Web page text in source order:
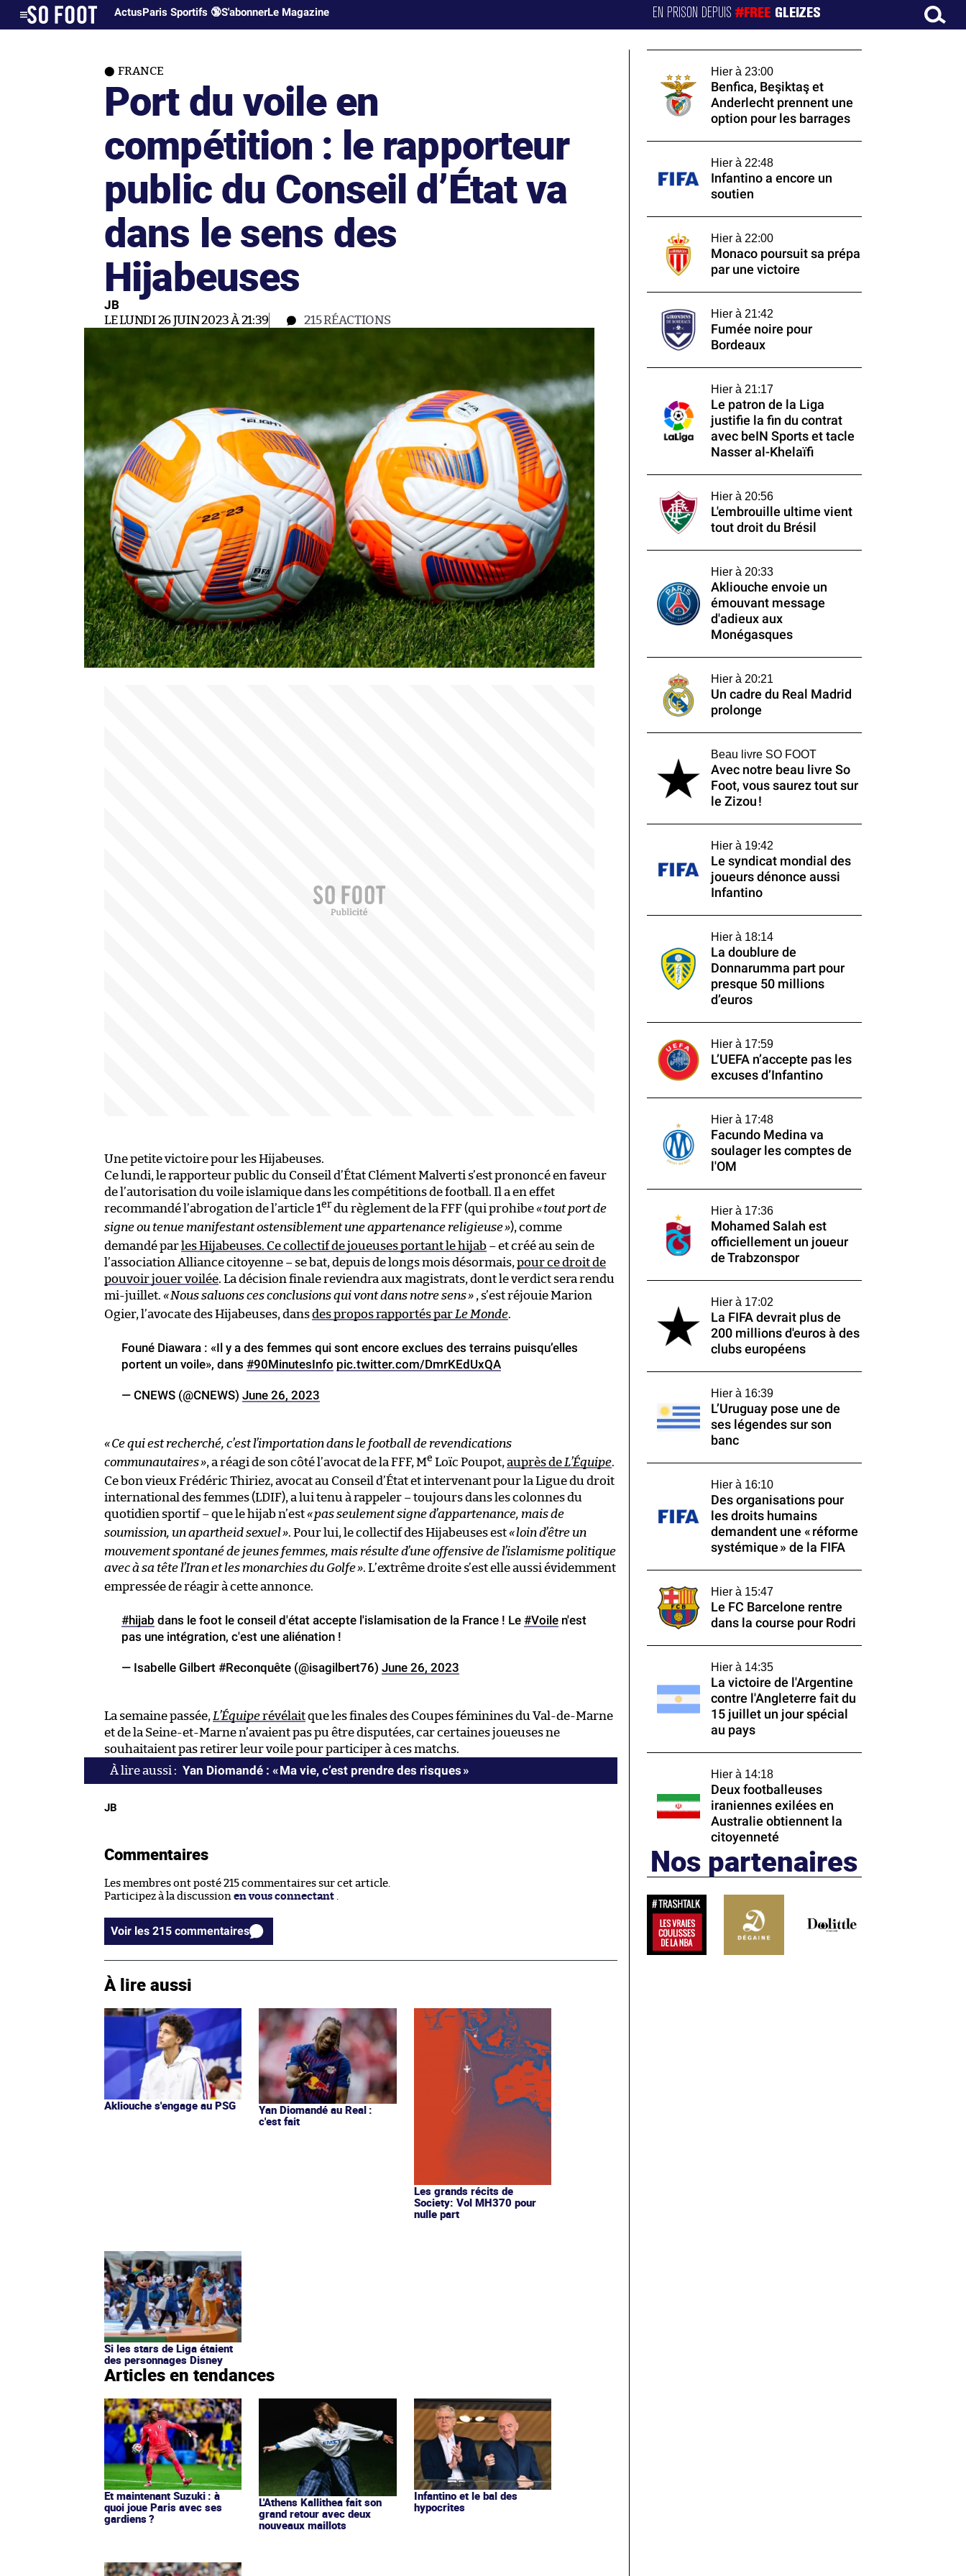
ActusParis Sportifs 🔞S'abonnerLe Magazine EN PRISON DEPUIS#FREE GLEIZES
FRANCE
Port du voile en
compétition : le rapporteur
public du Conseil d’État va
dans le sens des
Hijabeuses
JB
LE LUNDI 26 JUIN 2023 À 21:39 215RÉACTIONS
Une petite victoire pour les Hijabeuses.
Ce lundi, le rapporteur public du Conseil d’État Clément Malverti s’est prononcé en faveur
de l’autorisation du voile islamique dans les compétitions de football. Il a en effet
recommandé l’abrogation de l’article 1er du règlement de la FFF (qui prohibe«tout port de
signe ou tenue manifestant ostensiblement une appartenance religieuse»), comme
demandé par les Hijabeuses. Ce collectif de joueuses portant le hijab – et créé au sein de
l’association Alliance citoyenne – se bat, depuis de longs mois désormais, pour ce droit de
pouvoir jouer voilée. La décision finale reviendra aux magistrats, dont le verdict sera rendu
mi-juillet. «Nous saluons ces conclusions qui vont dans notre sens» , s’est réjouie Marion
Ogier, l’avocate des Hijabeuses, dansdes propos rapportés par Le Monde.
Founé Diawara : «Il y a des femmes qui sont encore exclues des terrains puisqu’elles
portent un voile», dans #90MinutesInfo pic.twitter.com/DmrKEdUxQA
— CNEWS (@CNEWS) June 26, 2023
«Ce qui est recherché, c’est l’importation dans le football de revendications
communautaires», a réagi de son côté l’avocat de la FFF, Me Loïc Poupot, auprès de L’Équipe.
Ce bon vieux Frédéric Thiriez, avocat au Conseil d’État et intervenant pour la Ligue du droit
international des femmes (LDIF), a lui tenu à rappeler – toujours dans les colonnes du
quotidien sportif – que le hijab n’est«pas seulement signe d’appartenance, mais de
soumission, un apartheid sexuel». Pour lui, le collectif des Hijabeuses est«loin d’être un
mouvement spontané de jeunes femmes, mais résulte d’une offensive de l’islamisme politique
avec à sa tête l’Iran et les monarchies du Golfe». L’extrême droite s’est elle aussi évidemment
empressée de réagir à cette annonce.
#hijab dans le foot le conseil d'état accepte l'islamisation de la France ! Le #Voile n'est
pas une intégration, c'est une aliénation !
— Isabelle Gilbert #Reconquête (@isagilbert76) June 26, 2023
La semaine passée, L’Équiperévélaitque les finales des Coupes féminines du Val-de-Marne
et de la Seine-et-Marne n’avaient pas pu être disputées, car certaines joueuses ne
souhaitaient pas retirer leur voile pour participer à ces matchs.
Yan Diomandé : « Ma vie, c’est prendre des risques »
JB
Commentaires
Les membres ont posté 215 commentaires sur cet article.
Participez à la discussion en vous connectant
Voir les 215 commentaires
À lire aussi
Akliouche s'engage au PSG
Yan Diomandé au Real :
c'est fait
Les grands récits de
Society: Vol MH370 pour
nulle part
Si les stars de Liga étaient
des personnages Disney
Articles en tendances
Et maintenant Suzuki : à
quoi joue Paris avec ses
gardiens ?
L'Athens Kallithea fait son
grand retour avec deux
nouveaux maillots
Infantino et le bal des
hypocrites
Hier à 23:00
Benfica, Beşiktaş et
Anderlecht prennent une
option pour les barrages
Hier à 22:48
Infantino a encore un
soutien
Hier à 22:00
Monaco poursuit sa prépa
par une victoire
Hier à 21:42
Fumée noire pour
Bordeaux
Hier à 21:17
Le patron de la Liga
justifie la fin du contrat
avec beIN Sports et tacle
Nasser al-Khelaïfi
Hier à 20:56
L'embrouille ultime vient
tout droit du Brésil
Hier à 20:33
Akliouche envoie un
émouvant message
d'adieux aux
Monégasques
Hier à 20:21
Un cadre du Real Madrid
prolonge
Beau livre SO FOOT
Avec notre beau livre So
Foot, vous saurez tout sur
le Zizou !
Hier à 19:42
Le syndicat mondial des
joueurs dénonce aussi
Infantino
Hier à 18:14
La doublure de
Donnarumma part pour
presque 50 millions
d’euros
Hier à 17:59
L’UEFA n’accepte pas les
excuses d’Infantino
Hier à 17:48
Facundo Medina va
soulager les comptes de
l'OM
Hier à 17:36
Mohamed Salah est
officiellement un joueur
de Trabzonspor
Hier à 17:02
La FIFA devrait plus de
200 millions d'euros à des
clubs européens
Hier à 16:39
L’Uruguay pose une de
ses légendes sur son
banc
Hier à 16:10
Des organisations pour
les droits humains
demandent une « réforme
systémique » de la FIFA
Hier à 15:47
Le FC Barcelone rentre
dans la course pour Rodri
Hier à 14:35
La victoire de l'Argentine
contre l'Angleterre fait du
15 juillet un jour spécial
au pays
Hier à 14:18
Deux footballeuses
iraniennes exilées en
Australie obtiennent la
citoyenneté
Nos partenaires